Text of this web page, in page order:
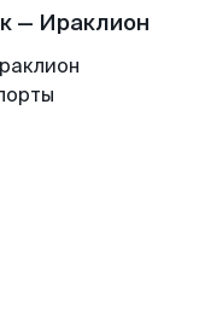
— Ираклион